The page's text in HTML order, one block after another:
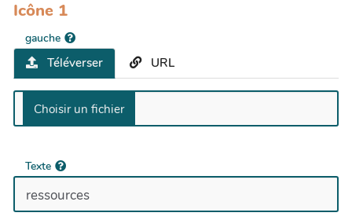
Icône 1
gauche
Téléverser URL
Texte